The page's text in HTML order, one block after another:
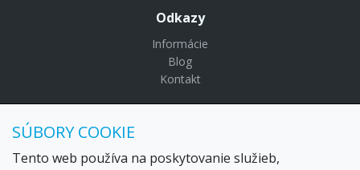
Odkazy
Informácie
Blog
Kontakt
Maldivy.sk je značkou
Sídlo:Lazaretská 29, Bratislava 81109
SÚBORY COOKIE
Tento web používa na poskytovanie služieb,